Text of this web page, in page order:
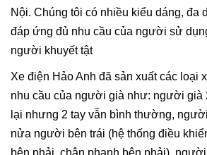
Nội. Chúng tôi có nhiều kiểu dáng, đa
đáp ứng đủ nhu cầu của người sử
người khuyết tật
Xe điện Hảo Anh đã sản xuất các loại
nhu cầu của người già như: người già
lại nhưng 2 tay vẫn bình thường,
nửa người bên trái (hệ thống điều
bên phải, chân phanh bên phải),